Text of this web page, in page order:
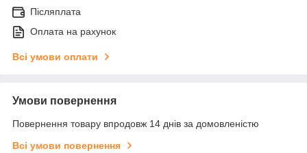
Післяплата
Оплата на рахунок
Всі умови оплати
Умови повернення
Повернення товару впродовж 14 днів за домовленістю
Всі умови повернення